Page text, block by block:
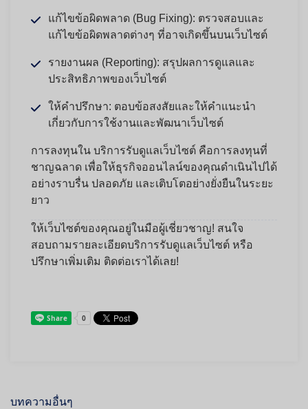
แก้ไขข้อผิดพลาด (Bug Fixing): ตรวจสอบและ
แก้ไขข้อผิดพลาดต่างๆ ที่อาจเกิดขึ้นบนเว็บไซต์
รายงานผล (Reporting): สรุปผลการดูแลและ
ประสิทธิภาพของเว็บไซต์
ให้คำปรึกษา: ตอบข้อสงสัยและให้คำแนะนำ
เกี่ยวกับการใช้งานและพัฒนาเว็บไซต์
การลงทุนใน บริการรับดูแลเว็บไซต์ คือการลงทุนที่
ชาญฉลาด เพื่อให้ธุรกิจออนไลน์ของคุณดำเนินไปได้
อย่างราบรื่น ปลอดภัย และเติบโตอย่างยั่งยืนในระยะ
ยาว
ให้เว็บไซต์ของคุณอยู่ในมือผู้เชี่ยวชาญ! สนใจ
สอบถามรายละเอียดบริการรับดูแลเว็บไซต์ หรือ
ปรึกษาเพิ่มเติม ติดต่อเราได้เลย!
บทความอื่นๆ